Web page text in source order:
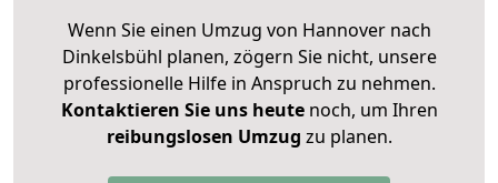
Wenn Sie einen Umzug von Hannover nach
Dinkelsbühl planen, zögern Sie nicht, unsere
professionelle Hilfe in Anspruch zu nehmen.
Kontaktieren Sie uns heutenoch, um Ihren
reibungslosen Umzug zu planen.